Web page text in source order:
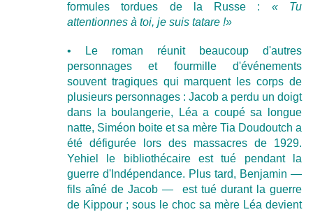
formules tordues de la Russe : « Tu
attentionnes à toi, je suis tatare !»
• Le roman réunit beaucoup d'autres
personnages et fourmille d'événements
souvent tragiques qui marquent les corps de
plusieurs personnages : Jacob a perdu un doigt
dans la boulangerie, Léa a coupé sa longue
natte, Siméon boite et sa mère Tia Doudoutch a
été défigurée lors des massacres de 1929.
Yehiel le bibliothécaire est tué pendant la
guerre d'Indépendance. Plus tard, Benjamin —
fils aîné de Jacob — est tué durant la guerre
de Kippour ; sous le choc sa mère Léa devient